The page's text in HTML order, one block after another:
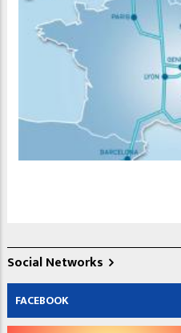
Social Networks
FACEBOOK